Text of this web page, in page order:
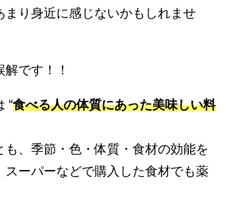
り身近に感じないかもしれませ
解です！！
“食べる人の体質にあった美味しい料
も、季節・色・体質・食材の効能を
スーパーなどで購入した食材でも薬